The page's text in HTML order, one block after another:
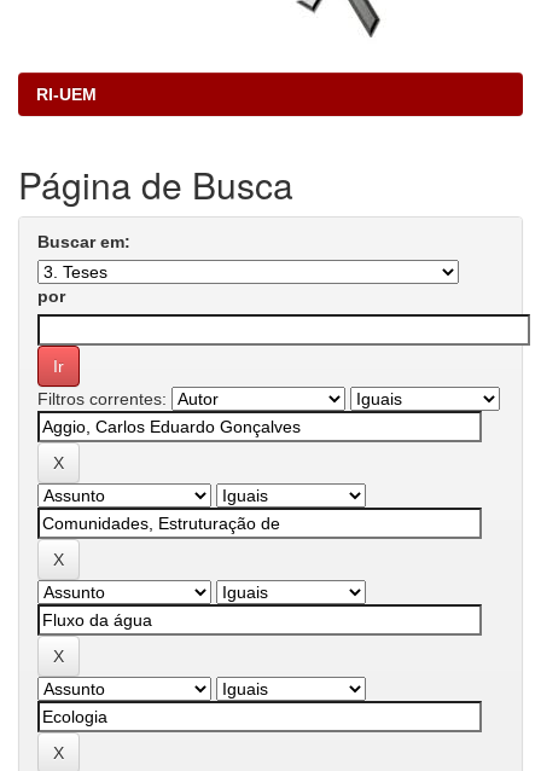
RI-UEM
Página de Busca
Buscar em:
por
Filtros correntes: